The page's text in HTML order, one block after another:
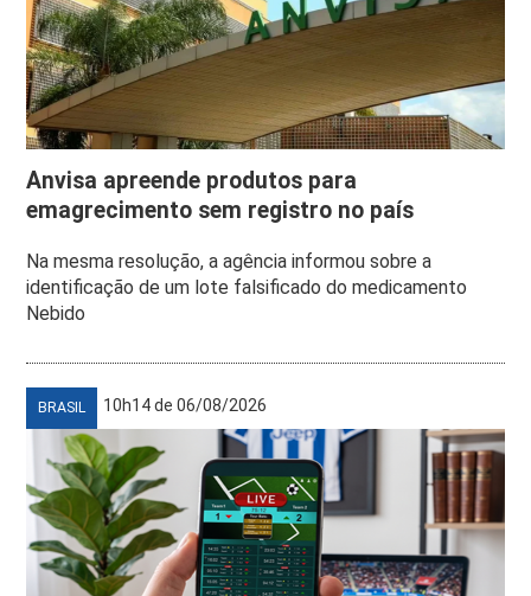
Anvisa apreende produtos para
emagrecimento sem registro no país
Na mesma resolução, a agência informou sobre a
identificação de um lote falsificado do medicamento
Nebido
BRASIL 10h14 de 06/08/2026